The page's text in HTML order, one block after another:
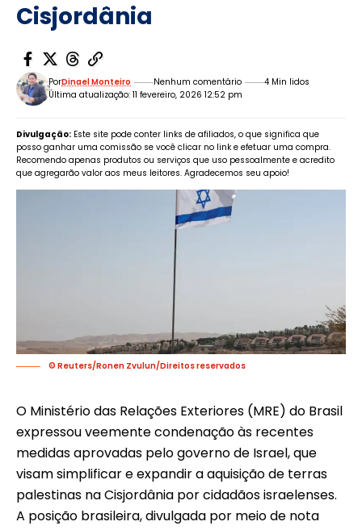
Cisjordânia
Última atualização: 11 fevereiro, 2026 12:52 pm
PorDinael Monteiro Nenhum comentário 4 Min lidos
Divulgação: Este site pode conter links de afiliados, o que significa que
posso ganhar uma comissão se você clicar no link e efetuar uma compra.
Recomendo apenas produtos ou serviços que uso pessoalmente e acredito
que agregarão valor aos meus leitores. Agradecemos seu apoio!
© Reuters/Ronen Zvulun/Direitos reservados
O Ministério das Relações Exteriores (MRE) do Brasil
expressou veemente condenação às recentes
medidas aprovadas pelo governo de Israel, que
visam simplificar e expandir a aquisição de terras
palestinas na Cisjordânia por cidadãos israelenses.
A posição brasileira, divulgada por meio de nota